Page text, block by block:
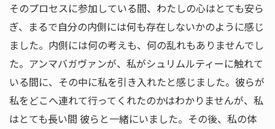
そのプロセスに参加している間、わたしの心はとても安ら
ぎ、まるで自分の内側には何も存在しないかのように感じ
ました。内側には何の考えも、何の乱れもありませんでし
た。アンマバガヴァンが、私がシュリムルティーに触れて
いる間に、その中に私を引き入れたと感じました。彼らが
私をどこへ連れて行ってくれたのかはわかりませんが、私
はとても長い間 彼らと一緒にいました。その後、私の体